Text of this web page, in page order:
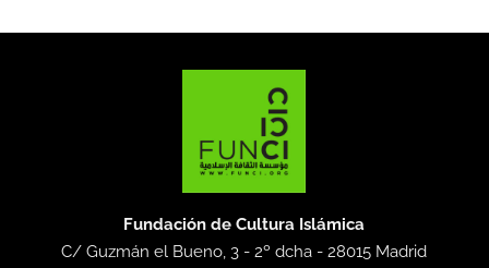
Fundación de Cultura Islámica
C/ Guzmán el Bueno, 3 - 2º dcha -28015 Madrid